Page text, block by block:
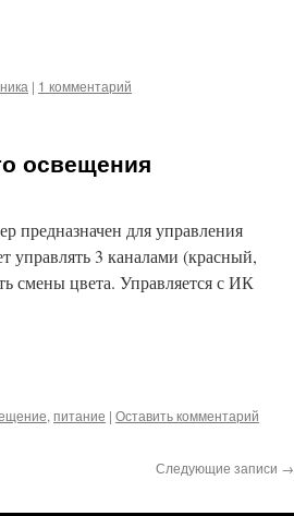
| 1 комментарий
освещения
предназначен для управления
управлять 3 каналами (красный,
смены цвета. Управляется с ИК
, питание | Оставить комментарий
Следующие записи →